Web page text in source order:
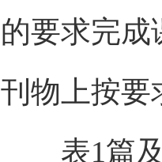
的要求完成
刊物上按要
表1篇及